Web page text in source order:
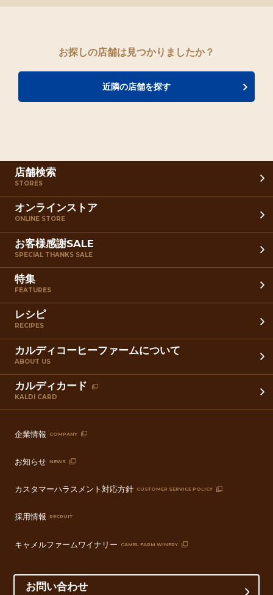
お探しの店舗は見つかりましたか？
近隣の店舗を探す
店舗検索
STORES
オンラインストア
ONLINE STORE
お客様感謝SALE
SPECIAL THANKS SALE
特集
FEATURES
レシピ
RECIPES
カルディコーヒーファームについて
ABOUT US
カルディカード
KALDI CARD
企業情報 COMPANY
お知らせ NEWS
カスタマーハラスメント対応方針 CUSTOMER SERVICE POLICY
採用情報 RECRUIT
キャメルファームワイナリー CAMEL FARM WINERY
お問い合わせ